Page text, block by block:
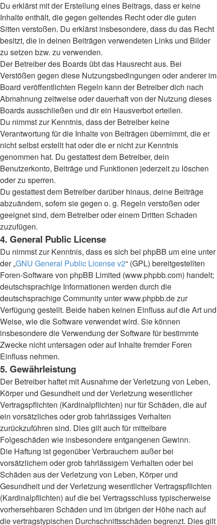
Du erklärst mit der Erstellung eines Beitrags, dass er keine
Inhalte enthält, die gegen geltendes Recht oder die guten
Sitten verstoßen. Du erklärst insbesondere, dass du das Recht
besitzt, die in deinen Beiträgen verwendeten Links und Bilder
zu setzen bzw. zu verwenden.
Der Betreiber des Boards übt das Hausrecht aus. Bei
Verstößen gegen diese Nutzungsbedingungen oder anderer im
Board veröffentlichten Regeln kann der Betreiber dich nach
Abmahnung zeitweise oder dauerhaft von der Nutzung dieses
Boards ausschließen und dir ein Hausverbot erteilen.
Du nimmst zur Kenntnis, dass der Betreiber keine
Verantwortung für die Inhalte von Beiträgen übernimmt, die er
nicht selbst erstellt hat oder die er nicht zur Kenntnis
genommen hat. Du gestattest dem Betreiber, dein
Benutzerkonto, Beiträge und Funktionen jederzeit zu löschen
oder zu sperren.
Du gestattest dem Betreiber darüber hinaus, deine Beiträge
abzuändern, sofern sie gegen o. g. Regeln verstoßen oder
geeignet sind, dem Betreiber oder einem Dritten Schaden
zuzufügen.
4. General Public License
Du nimmst zur Kenntnis, dass es sich bei phpBB um eine unter
der „GNU General Public License v2“ (GPL) bereitgestellten
Foren-Software von phpBB Limited (www.phpbb.com) handelt;
deutschsprachige Informationen werden durch die
deutschsprachige Community unter www.phpbb.de zur
Verfügung gestellt. Beide haben keinen Einfluss auf die Art und
Weise, wie die Software verwendet wird. Sie können
insbesondere die Verwendung der Software für bestimmte
Zwecke nicht untersagen oder auf Inhalte fremder Foren
Einfluss nehmen.
5. Gewährleistung
Der Betreiber haftet mit Ausnahme der Verletzung von Leben,
Körper und Gesundheit und der Verletzung wesentlicher
Vertragspflichten (Kardinalpflichten) nur für Schäden, die auf
ein vorsätzliches oder grob fahrlässiges Verhalten
zurückzuführen sind. Dies gilt auch für mittelbare
Folgeschäden wie insbesondere entgangenen Gewinn.
Die Haftung ist gegenüber Verbrauchern außer bei
vorsätzlichem oder grob fahrlässigem Verhalten oder bei
Schäden aus der Verletzung von Leben, Körper und
Gesundheit und der Verletzung wesentlicher Vertragspflichten
(Kardinalpflichten) auf die bei Vertragsschluss typischerweise
vorhersehbaren Schäden und im übrigen der Höhe nach auf
die vertragstypischen Durchschnittsschäden begrenzt. Dies gilt